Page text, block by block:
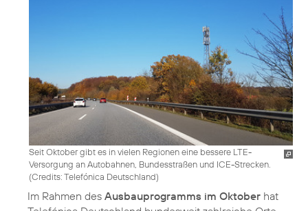
Seit Oktober gibt es in vielen Regionen eine bessere LTE-
Versorgung an Autobahnen, Bundesstraßen und ICE-Strecken.
(Credits: Telefónica Deutschland)
Im Rahmen des Ausbauprogramms im Oktober hat